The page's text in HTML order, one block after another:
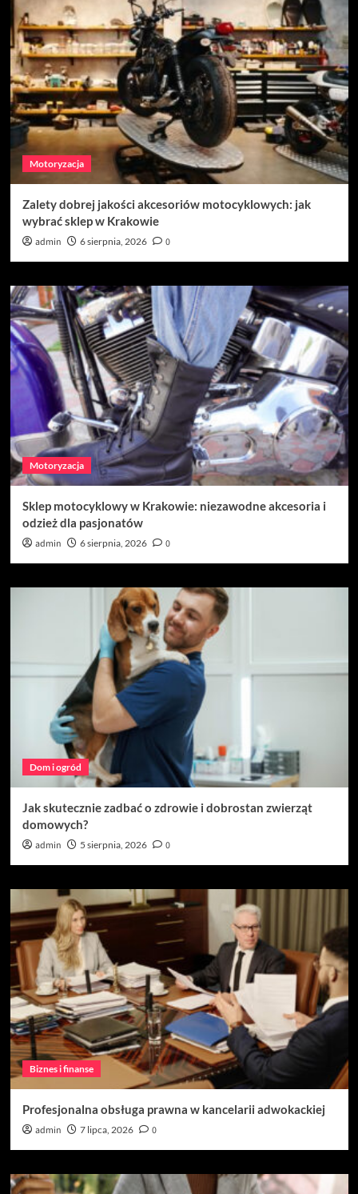
Motoryzacja
Zalety dobrej jakości akcesoriów motocyklowych: jak
wybrać sklep w Krakowie
admin 6 sierpnia, 2026 0
Motoryzacja
Sklep motocyklowy w Krakowie: niezawodne akcesoria i
odzież dla pasjonatów
admin 6 sierpnia, 2026 0
Dom i ogród
Jak skutecznie zadbać o zdrowie i dobrostan zwierząt
domowych?
admin 5 sierpnia, 2026 0
Biznes i finanse
Profesjonalna obsługa prawna w kancelarii adwokackiej
admin 7 lipca, 2026 0